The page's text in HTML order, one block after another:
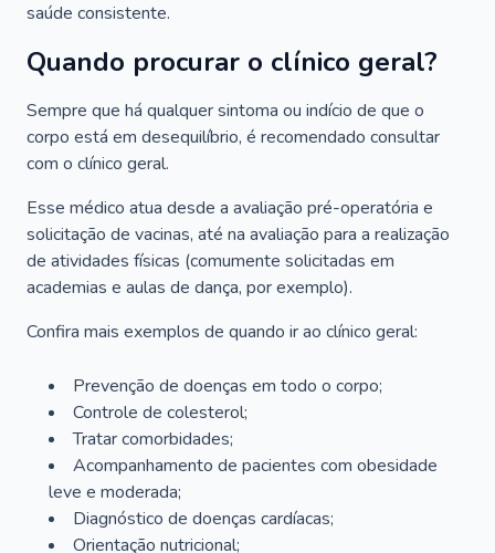
saúde consistente.
Quando procurar o clínico geral?
Sempre que há qualquer sintoma ou indício de que o
corpo está em desequilíbrio, é recomendado consultar
com o clínico geral.
Esse médico atua desde a avaliação pré-operatória e
solicitação de vacinas, até na avaliação para a realização
de atividades físicas (comumente solicitadas em
academias e aulas de dança, por exemplo).
Confira mais exemplos de quando ir ao clínico geral:
Prevenção de doenças em todo o corpo;
Controle de colesterol;
Tratar comorbidades;
Acompanhamento de pacientes com obesidade
leve e moderada;
Diagnóstico de doenças cardíacas;
Orientação nutricional;